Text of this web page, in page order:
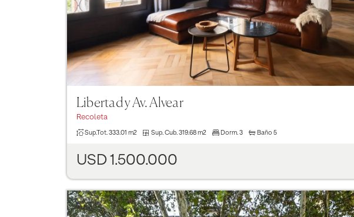
Libertad y Av. Alvear
Recoleta
Sup.Tot. 333.01 m2 Sup. Cub. 319.68 m2 Dorm. 3 Baño 5
USD 1.500.000